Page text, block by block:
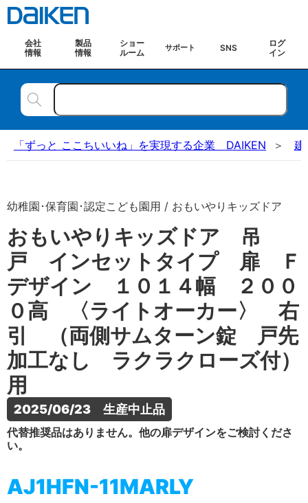
会社
情報
製品
情報
ショー
ルーム
サポート SNS
ログ
イン
「ずっと ここちいいね」を実現する企業 DAIKEN 建
幼稚園･保育園･認定こども園用 / おもいやりキッズドア
おもいやりキッズドア 吊
戸 インセットタイプ 扉 Ｆ
デザイン １０１４幅 ２００
０高 〈ライトオーカー〉 右
引 （両側サムターン錠 戸先
加工なし ラクラクローズ付）
用
2025/06/23　生産中止品
代替推奨品はありません。他の扉デザインをご検討くださ
い。
AJ1HFN-11MARLY